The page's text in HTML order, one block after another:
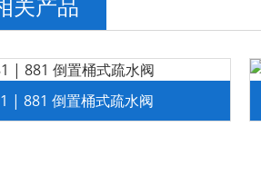
关产品
| 881 倒置桶式疏水阀